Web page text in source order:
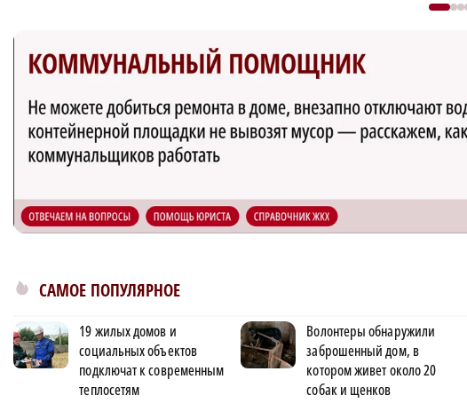
САМОЕ ПОПУЛЯРНОЕ
19 жилых домов и
социальных объектов
подключат к современным
теплосетям
Волонтеры обнаружили
заброшенный дом, в
котором живет около 20
собак и щенков